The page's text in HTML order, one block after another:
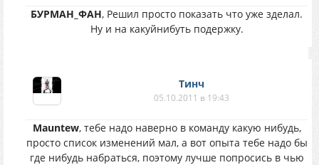
БУРМАН_ФАН, Решил просто показать что уже зделал.
Ну и на какуйнибуть подержку.
Тинч
05.10.2011 в 19:43
Mauntew, тебе надо наверно в команду какую нибудь,
просто список изменений мал, а вот опыта тебе надо бы
где нибудь набраться, поэтому лучше попросись в чью